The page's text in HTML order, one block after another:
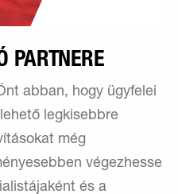
PARTNERE
abban, hogy ügyfelei
legkisebbre
még
végezhesse
és a